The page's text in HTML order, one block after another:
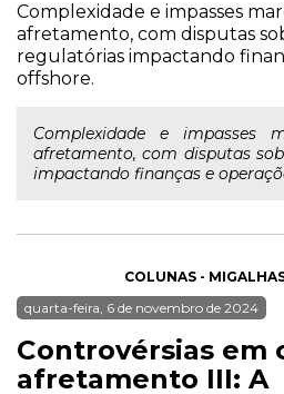
Complexidade e impasses
afretamento, com disputas
regulatórias impactando
offshore.
Complexidade e impasses
afretamento, com disputas
impactando finanças e
COLUNAS -
quarta-feira, 6 de novembro de 2024
Controvérsias em
afretamento III: A